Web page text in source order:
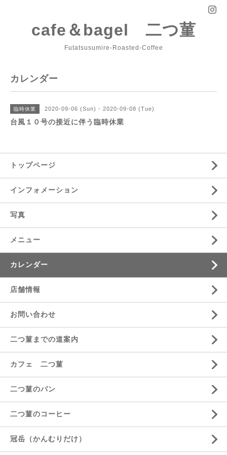
cafe＆bagel 二つ菫
Futatsusumire-Roasted-Coffee
カレンダー
臨時休業 2020-09-06 (Sun) - 2020-09-08 (Tue)
台風１０号の接近に伴う臨時休業
トップページ
インフォメーション
写真
メニュー
カレンダー
店舗情報
お問い合わせ
二つ菫までの道案内
カフェ 二つ菫
二つ菫のパン
二つ菫のコーヒー
冠岳（かんむりだけ）